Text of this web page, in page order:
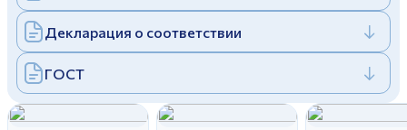
Декларация о соответствии
ГОСТ